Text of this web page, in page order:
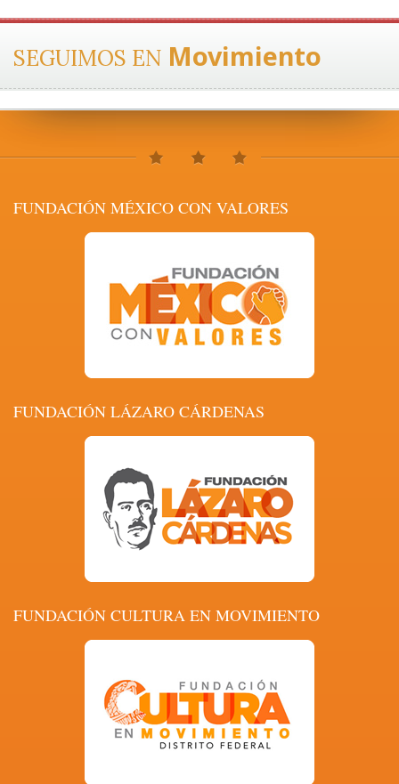
SEGUIMOS EN Movimiento
FUNDACIÓN MÉXICO CON VALORES
FUNDACIÓN LÁZARO CÁRDENAS
FUNDACIÓN CULTURA EN MOVIMIENTO